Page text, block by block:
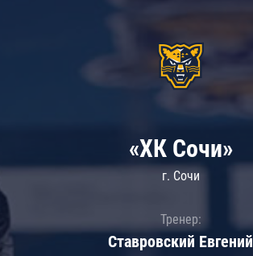
«ХК Сочи»
г. Сочи
Тренер:
Ставровский Евгений